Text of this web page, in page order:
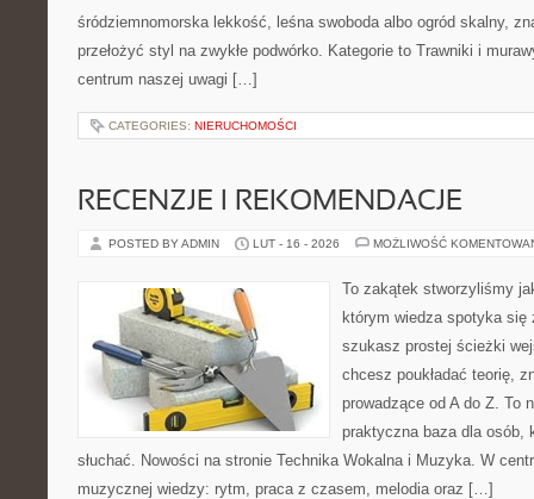
śródziemnomorska lekkość, leśna swoboda albo ogród skalny,
przełożyć styl na zwykłe podwórko. Kategorie to Trawniki i
centrum naszej uwagi […]
CATEGORIES: NIERUCHOMOŚCI
RECENZJE I REKOMENDACJE
POSTED BY ADMIN LUT - 16 - 2026 MOŻLIWOŚĆ
To zakątek stworzyliśmy
którym wiedza spotyka
szukasz prostej ścieżki
chcesz poukładać teorię,
prowadzące od A do Z. To
praktyczna baza dla osób,
słuchać. Nowości na stronie Technika Wokalna i Muzyka. W
muzycznej wiedzy: rytm, praca z czasem, melodia oraz […]